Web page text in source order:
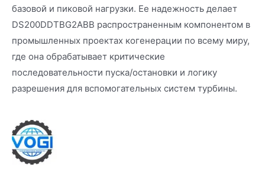
базовой и пиковой нагрузки. Ее надежность делает
DS200DDTBG2ABB распространенным компонентом в
промышленных проектах когенерации по всему миру,
где она обрабатывает критические
последовательности пуска/остановки и логику
разрешения для вспомогательных систем турбины.